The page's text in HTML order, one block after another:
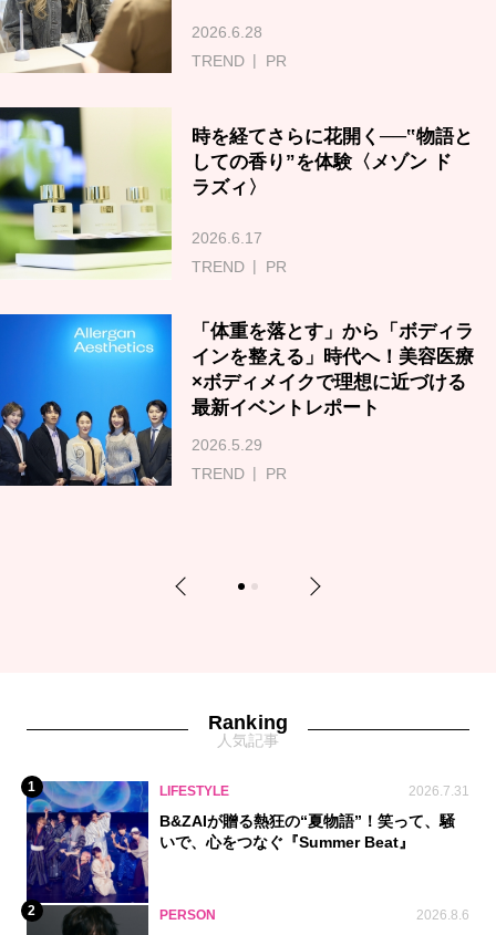
2026.6.28
TREND
PR
時を経てさらに花開く──‟物語と
しての香り”を体験〈メゾン ド
ラズィ〉
2026.6.17
TREND
PR
「体重を落とす」から「ボディラ
インを整える」時代へ！美容医療
×ボディメイクで理想に近づける
最新イベントレポート
2026.5.29
TREND
PR
Previous 1 2 Next
Ranking
人気記事
1 LIFESTYLE 2026.7.31
B&ZAIが贈る熱狂の“夏物語”！笑って、騒
いで、心をつなぐ『Summer Beat』
2 PERSON 2026.8.6